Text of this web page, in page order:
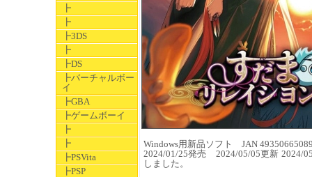
┣
┣
┣3DS
┣
┣DS
┣バーチャルボー
イ
┣GBA
┣ゲームボーイ
┣
┣
┣PSVita
┣PSP
Windows用新品ソフト JAN
2024/01/25発売 2024/05/05更新 2024/
しました。